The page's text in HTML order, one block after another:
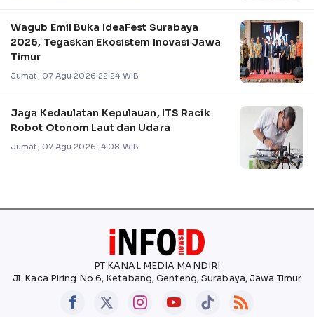
Wagub Emil Buka IdeaFest Surabaya
2026, Tegaskan Ekosistem Inovasi Jawa
Timur
Jumat, 07 Agu 2026 22:24 WIB
Jaga Kedaulatan Kepulauan, ITS Racik
Robot Otonom Laut dan Udara
Jumat, 07 Agu 2026 14:08 WIB
PT KANAL MEDIA MANDIRI
Jl. Kaca Piring No.6, Ketabang, Genteng, Surabaya, Jawa Timur